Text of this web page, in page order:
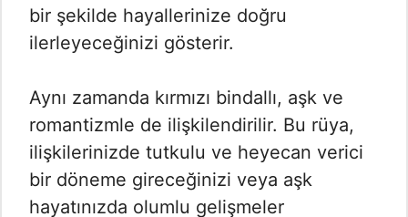
bir şekilde hayallerinize doğru
ilerleyeceğinizi gösterir.
Aynı zamanda kırmızı bindallı, aşk ve
romantizmle de ilişkilendirilir. Bu rüya,
ilişkilerinizde tutkulu ve heyecan verici
bir döneme gireceğinizi veya aşk
hayatınızda olumlu gelişmeler